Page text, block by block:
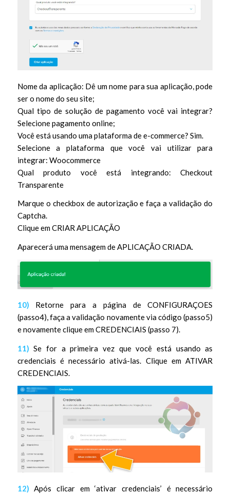
Nome da aplicação: Dê um nome para sua aplicação, pode
ser o nome do seu site;
Qual tipo de solução de pagamento você vai integrar?
Selecione pagamento online;
Você está usando uma plataforma de e-commerce? Sim.
Selecione a plataforma que você vai utilizar para
integrar: Woocommerce
Qual produto você está integrando: Checkout
Transparente
Marque o checkbox de autorização e faça a validação do
Captcha.
Clique em CRIAR APLICAÇÃO
Aparecerá uma mensagem de APLICAÇÃO CRIADA.
10) Retorne para a página de CONFIGURAÇOES
(passo4), faça a validação novamente via código (passo5)
e novamente clique em CREDENCIAIS (passo 7).
11) Se for a primeira vez que você está usando as
credenciais é necessário ativá-las. Clique em ATIVAR
CREDENCIAIS.
12) Após clicar em ‘ativar credenciais’ é necessário